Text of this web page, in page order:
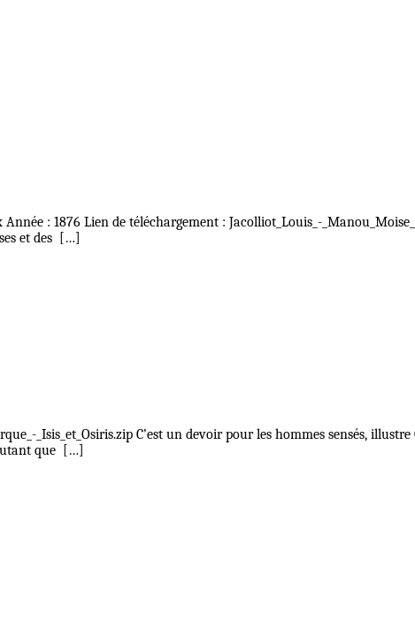
: 1876 Lien de téléchargement : Jacolliot_Louis_-
et des […]
_Isis_et_Osiris.zip C’est un devoir pour les hommes sensés,
que […]